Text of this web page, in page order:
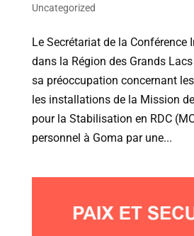
Uncategorized
Le Secrétariat de la Conférence
dans la Région des Grands
sa préoccupation concernant
les installations de la Mission
pour la Stabilisation en RDC
personnel à Goma par une...